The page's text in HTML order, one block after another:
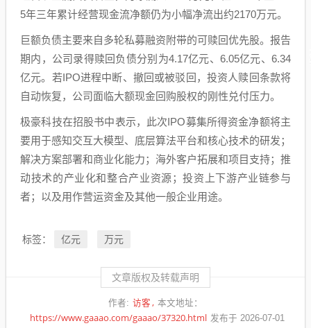
5年三年累计经营现金流净额仍为小幅净流出约2170万元。
巨额负债主要来自多轮私募融资附带的可赎回优先股。报告
期内，公司录得赎回负债分别为4.17亿元、6.05亿元、6.34
亿元。若IPO进程中断、撤回或被驳回，投资人赎回条款将
自动恢复，公司面临大额现金回购股权的刚性兑付压力。
极豪科技在招股书中表示，此次IPO募集所得资金净额将主
要用于感知交互大模型、底层算法平台和核心技术的研发；
解决方案部署和商业化能力；海外客户拓展和项目支持；推
动技术的产业化和整合产业资源；投资上下游产业链参与
者；以及用作营运资金及其他一般企业用途。
标签： 亿元 万元
文章版权及转载声明
作者: 访客 本文地址：
https://www.gaaao.com/gaaao/37320.html 发布于 2026-07-01